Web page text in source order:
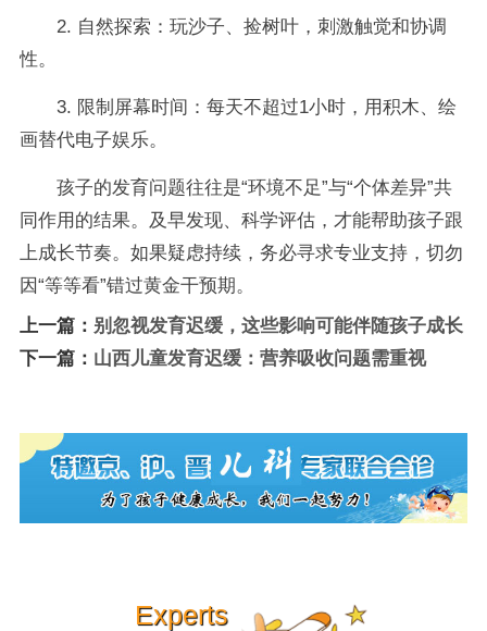
2. 自然探索：玩沙子、捡树叶，刺激触觉和协调
性。
3. 限制屏幕时间：每天不超过1小时，用积木、绘
画替代电子娱乐。
孩子的发育问题往往是“环境不足”与“个体差异”共
同作用的结果。及早发现、科学评估，才能帮助孩子跟
上成长节奏。如果疑虑持续，务必寻求专业支持，切勿
因“等等看”错过黄金干预期。
上一篇： 别忽视发育迟缓，这些影响可能伴随孩子成长
下一篇： 山西儿童发育迟缓：营养吸收问题需重视
Experts